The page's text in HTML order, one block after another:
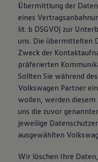
Übermittlung der
eines
lit. b DSGVO) zur
uns. Die übermittelten
Zweck der
präferierten
Sollten Sie während
Volkswagen Partner
wollen, werden
uns die zuvor
jeweilige
ausgewählten
Wir löschen Ihre